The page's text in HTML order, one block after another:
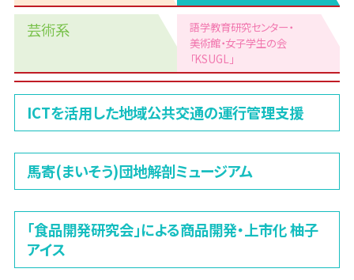
芸術系
語学教育研究センター・
美術館・女子学生の会
「KSUGL」
系
ICTを活用した地域公共交通の運行管理支援
馬寄(まいそう)団地解剖ミュージアム
「食品開発研究会」による商品開発・上市化 柚子
アイス